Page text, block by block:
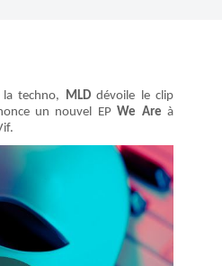
techno, MLDdévoile le clip
un nouvel EPWe Are à